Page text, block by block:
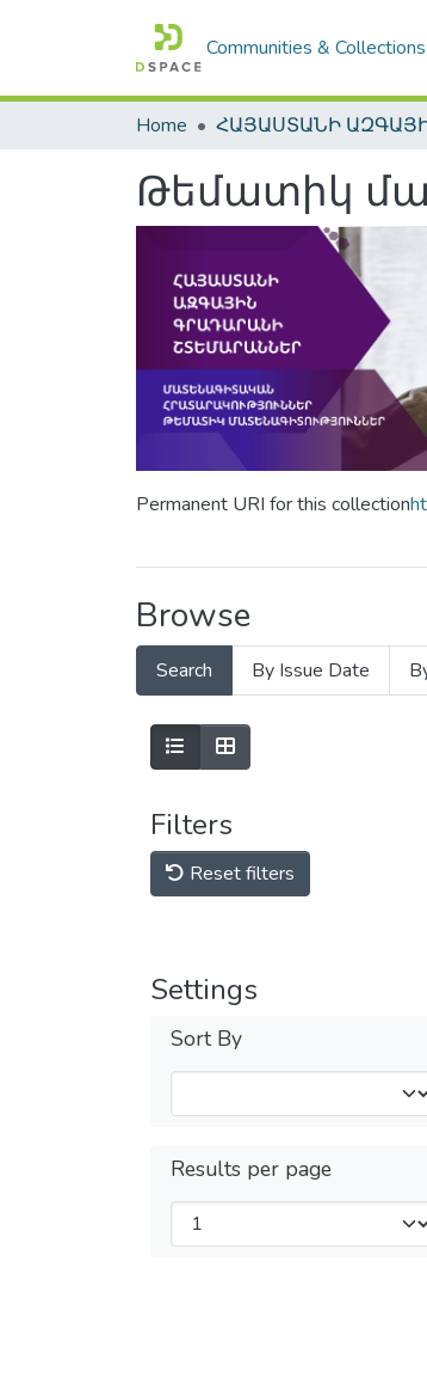
Communities & Collections
Home
Թեմատիկ
Permanent URI for this collection
Browse
Search By Issue Date
Filters
Reset filters
Settings
Sort By
Results per page